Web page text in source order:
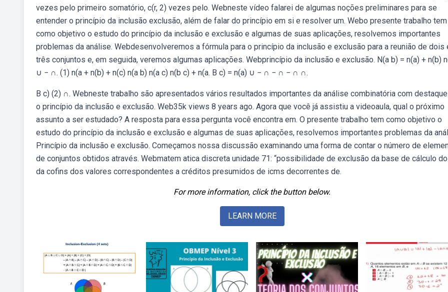
vezes pelo primeiro somatório, c(r, 2) vezes pelo. Webneste vídeo falarei de algumas noções preliminares para se
entender o princípio da inclusão exclusão, além de falar do princípio em si e resolver um. Webo presente trabalho tem
como objetivo o estudo do princípio da inclusão e exclusão e algumas de suas aplicações, resolvemos importantes
problemas da análise. Webdesenvolveremos a fórmula para o princípio da inclusão e exclusão para a reunião de dois
três conjuntos e, em seguida, veremos algumas aplicações. Webprincípio da inclusão e exclusão. N(a b) = n(a) + n(b)
∪ − ∩. (1) n(a + n(b) + n(c) n(a b) n(a c) n(b c) + n(a. B c) = n(a) ∪ − ∩ − ∩ − ∩ ∩.
B c) (2) ∩. Webneste trabalho são apresentados vários resultados importantes da análise combinatória com
o princípio da inclusão e exclusão. Web35k views 8 years ago. Agora que você já assistiu a videoaula, qual o próximo
assunto a ser estudado? A resposta para essa pergunta você encontra em. O presente trabalho tem como objetivo o
estudo do princípio da inclusão e exclusão e algumas de suas aplicações, resolvemos importantes problemas da
Princípio da inclusão e exclusão. Começamos nossa discussão examinando uma forma de contar o número de
de conjuntos obtidos através. Webmatem atica discreta unidade 71: “possibilidade de exclusão da base de cálculo
da cofins dos valores correspondentes a créditos presumidos de icms decorrentes de.
For more information, click the button below.
LEARN MORE